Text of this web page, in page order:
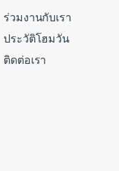
ร่วมงานกับเรา
ประวัติโฮมวัน
ติดต่อเรา